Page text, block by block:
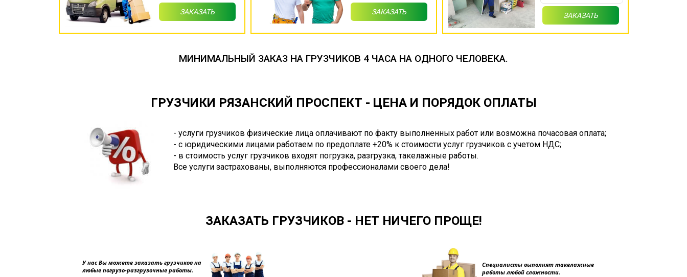
ЗАКАЗАТЬ ЗАКАЗАТЬ ЗАКАЗАТЬ
МИНИМАЛЬНЫЙ ЗАКАЗ НА ГРУЗЧИКОВ 4 ЧАСА НА ОДНОГО ЧЕЛОВЕКА.
ГРУЗЧИКИ РЯЗАНСКИЙ ПРОСПЕКТ - ЦЕНА И ПОРЯДОК ОПЛАТЫ
- услуги грузчиков физические лица оплачивают по факту выполненных работ или возможна почасовая оплата;
- с юридическими лицами работаем по предоплате +20% к стоимости услуг грузчиков с учетом НДС;
- в стоимость услуг грузчиков входят погрузка, разгрузка, такелажные работы.
Все услуги застрахованы, выполняются профессионалами своего дела!
ЗАКАЗАТЬ ГРУЗЧИКОВ - НЕТ НИЧЕГО ПРОЩЕ!
У нас Вы можете заказать грузчиков на
любые погрузо-разгрузочные работы.
Специалисты выполнят такелажные
работы любой сложности.